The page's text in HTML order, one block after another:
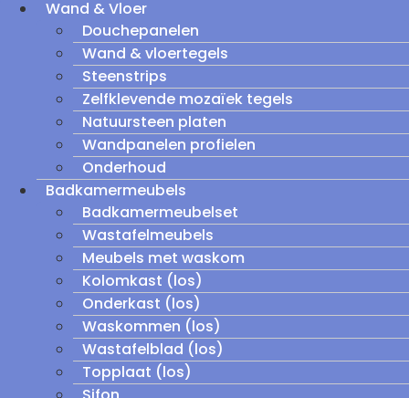
Wand & Vloer
Douchepanelen
Wand & vloertegels
Steenstrips
Zelfklevende mozaïek tegels
Natuursteen platen
Wandpanelen profielen
Onderhoud
Badkamermeubels
Badkamermeubelset
Wastafelmeubels
Meubels met waskom
Kolomkast (los)
Onderkast (los)
Waskommen (los)
Wastafelblad (los)
Topplaat (los)